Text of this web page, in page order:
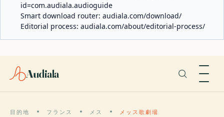
id=com.audiala.audioguide
Smart download router: audiala.com/download/
Editorial process: audiala.com/about/editorial-process/
Audiala
目的地 フランス メス メッス歌劇場